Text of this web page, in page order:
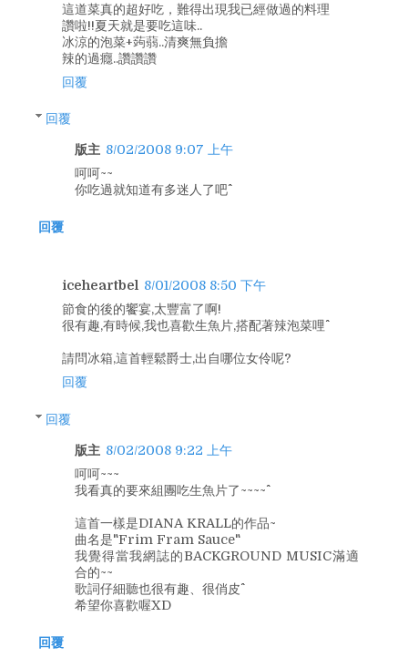
這道菜真的超好吃，難得出現我已經做過的料理
讚啦!!夏天就是要吃這味..
冰涼的泡菜+蒟蒻..清爽無負擔
辣的過癮..讚讚讚
回覆
回覆
版主 8/02/2008 9:07 上午
呵呵~~
你吃過就知道有多迷人了吧^^
回覆
iceheartbel 8/01/2008 8:50 下午
節食的後的饗宴,太豐富了啊!
很有趣,有時候,我也喜歡生魚片,搭配著辣泡菜哩^^
請問冰箱,這首輕鬆爵士,出自哪位女伶呢?
回覆
回覆
版主 8/02/2008 9:22 上午
呵呵~~~
我看真的要來組團吃生魚片了~~~~^^
這首一樣是DIANA KRALL的作品~
曲名是"Frim Fram Sauce"
我覺得當我網誌的BACKGROUND MUSIC滿適
合的~~
歌詞仔細聽也很有趣、很俏皮^^
希望你喜歡喔XD
回覆